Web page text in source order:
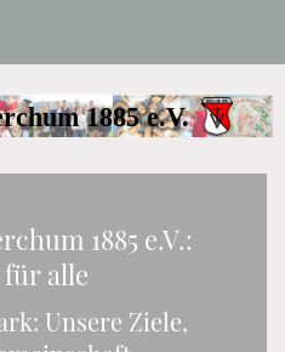
1885 e.V.
1885 e.V.:
alle
Unsere Ziele,